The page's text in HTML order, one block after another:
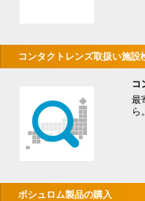
コンタクトレンズ取扱い施設
コ
最
ら。
ボシュロム製品の購入